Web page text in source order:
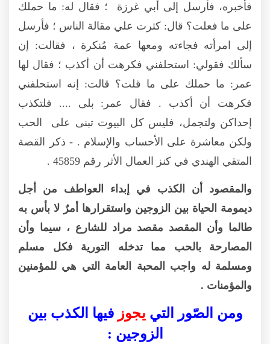
فأخبره، فأرسل إلى أبي غرزة ؛ فقال له: ما حملك
على ما فعلت؟ قال: كثرت علي مقالة الناس ؛ فأرسل
إلى امرأته فجاءته ومعها عمة مُنكرة ، فقالت: إن
سألك فقولي: استحلفني فكرهت أن أكذب ؛ فقال لها
عمر: ما حملك على ما قلت؟ قالت: إنه استحلفني
فكرهت أن أكذب . فقال عمر: بلى .... فلتكذب
إحداكن ولتجمل، فليس كل البيوت تبنى على الحب
ولكن معاشرة على الأحساب والإسلام . - ذكر القصة
المتقي الهندي في كنز العمال الأثر رقم 45859 .
والمقصود أن الكذب في إبداء العواطف من أجل
ديمومة الحياة بين الزوجين واستقرارها أمرٌ لا بأس به
طالما وأن المقصد مقصد مراد للشارع ، سيما وأن
المصارحة بالحب مما تدخله التورية فكل مسلم
ومسلمة له واجب المحبة العامة التي هي للمؤمنين
والمؤمنات .
ومن الصّور التي يجوز فيها الكذب بين
الزوجين :